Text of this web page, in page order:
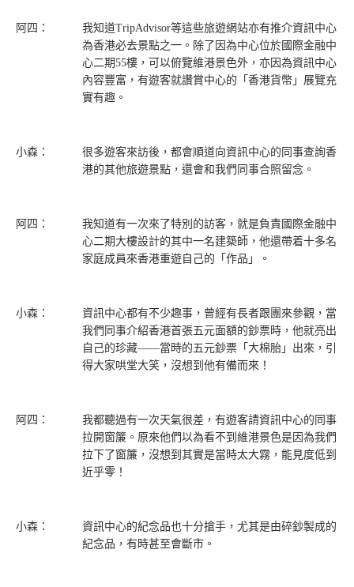
阿四：
我知道TripAdvisor等這些旅遊網站亦有推介資訊中心
為香港必去景點之一。除了因為中心位於國際金融中
心二期55樓，可以俯覽維港景色外，亦因為資訊中心
內容豐富，有遊客就讚賞中心的「香港貨幣」展覽充
實有趣。
小森：
很多遊客來訪後，都會順道向資訊中心的同事查詢香
港的其他旅遊景點，還會和我們同事合照留念。
阿四：
我知道有一次來了特別的訪客，就是負責國際金融中
心二期大樓設計的其中一名建築師，他還帶着十多名
家庭成員來香港重遊自己的「作品」。
小森：
資訊中心都有不少趣事，曾經有長者跟團來參觀，當
我們同事介紹香港首張五元面額的鈔票時，他就亮出
自己的珍藏——當時的五元鈔票「大棉胎」出來，引
得大家哄堂大笑，沒想到他有備而來！
阿四：
我都聽過有一次天氣很差，有遊客請資訊中心的同事
拉開窗簾。原來他們以為看不到維港景色是因為我們
拉下了窗簾，沒想到其實是當時太大霧，能見度低到
近乎零！
小森：
資訊中心的紀念品也十分搶手，尤其是由碎鈔製成的
紀念品，有時甚至會斷市。